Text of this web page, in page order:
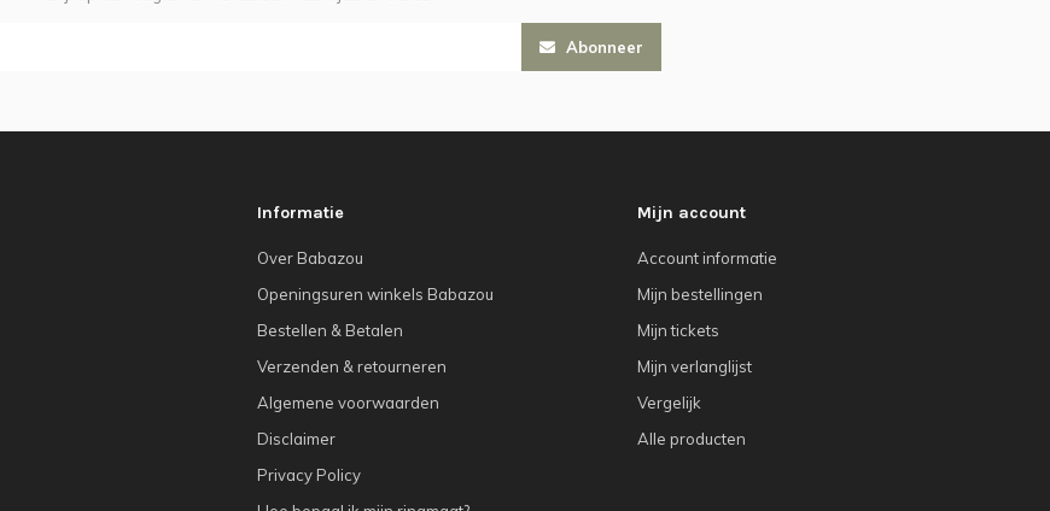
Abonneer
Informatie
Over Babazou
Openingsuren winkels Babazou
Bestellen & Betalen
Verzenden & retourneren
Algemene voorwaarden
Disclaimer
Privacy Policy
Mijn account
Account informatie
Mijn bestellingen
Mijn tickets
Mijn verlanglijst
Vergelijk
Alle producten